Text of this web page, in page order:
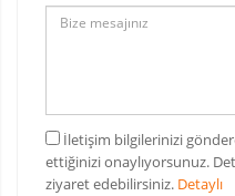
İletişim bilgilerinizi
ettiğinizi onaylıyorsunuz.
ziyaret edebilirsiniz. Detaylı